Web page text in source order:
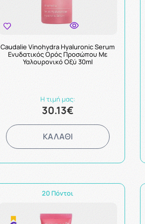
Caudalie Vinohydra Hyaluronic Serum
Ενυδατικός Ορός Προσώπου Με
Υαλουρονικό Οξύ 30ml
Η τιμή μας:
30.13€
ΚΑΛΑΘΙ
20 Πόντοι